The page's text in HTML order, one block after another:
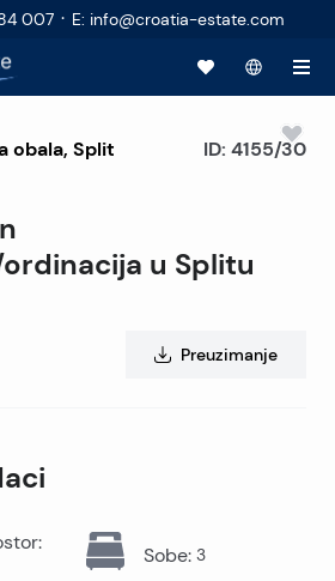
007 · E: info@croatia-estate.com
obala, Split
u Splitu
ID: 4155/30
Preuzimanje
:
Sobe: 3